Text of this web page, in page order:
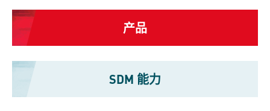
产品
SDM 能力